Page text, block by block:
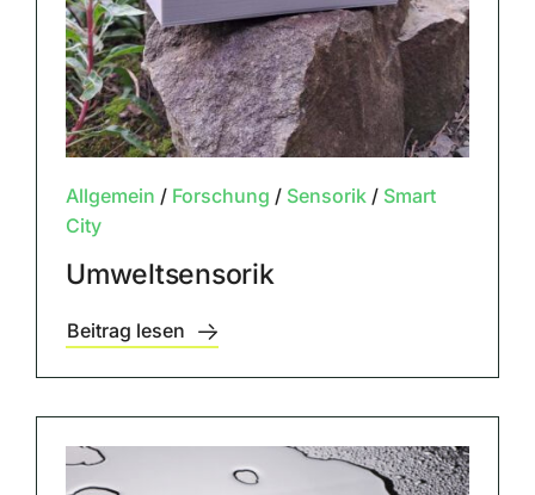
Allgemein / Forschung / Sensorik/ Smart
City
Umweltsensorik
Beitrag lesen